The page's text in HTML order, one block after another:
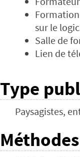
sur le
Salle de
Lien de
Type
Paysagistes,